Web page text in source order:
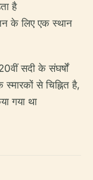
है
के लिए एक स्थान
सदी के संघर्षों
स्मारकों से चिह्नित है,
गया था